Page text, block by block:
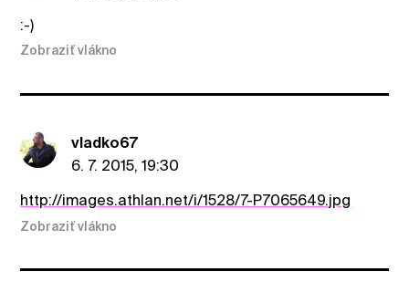
:-)
Zobraziť vlákno
vladko67
6. 7. 2015, 19:30
http://images.athlan.net/i/1528/7-P7065649.jpg
Zobraziť vlákno